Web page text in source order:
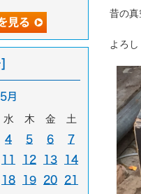
昔の真
よろし
5月
水 木 金 土
4 5 6
7
11 12 13
14
18 19 20
21